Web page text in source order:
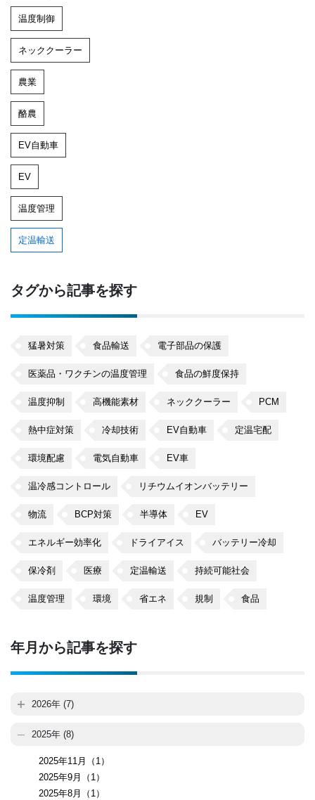
温度制御
ネッククーラー
農業
酪農
EV自動車
EV
温度管理
定温輸送
タグから記事を探す
猛暑対策 食品輸送 電子部品の保護
医薬品・ワクチンの温度管理 食品の鮮度保持
温度抑制 高機能素材 ネッククーラー PCM
熱中症対策 冷却技術 EV自動車 定温宅配
環境配慮 電気自動車 EV車
温冷感コントロール リチウムイオンバッテリー
物流 BCP対策 半導体 EV
エネルギー効率化 ドライアイス バッテリー冷却
保冷剤 医療 定温輸送 持続可能社会
温度管理 環境 省エネ 規制 食品
年月から記事を探す
2026年 (7)
2025年 (8)
2025年11月（1）
2025年9月（1）
2025年8月（1）